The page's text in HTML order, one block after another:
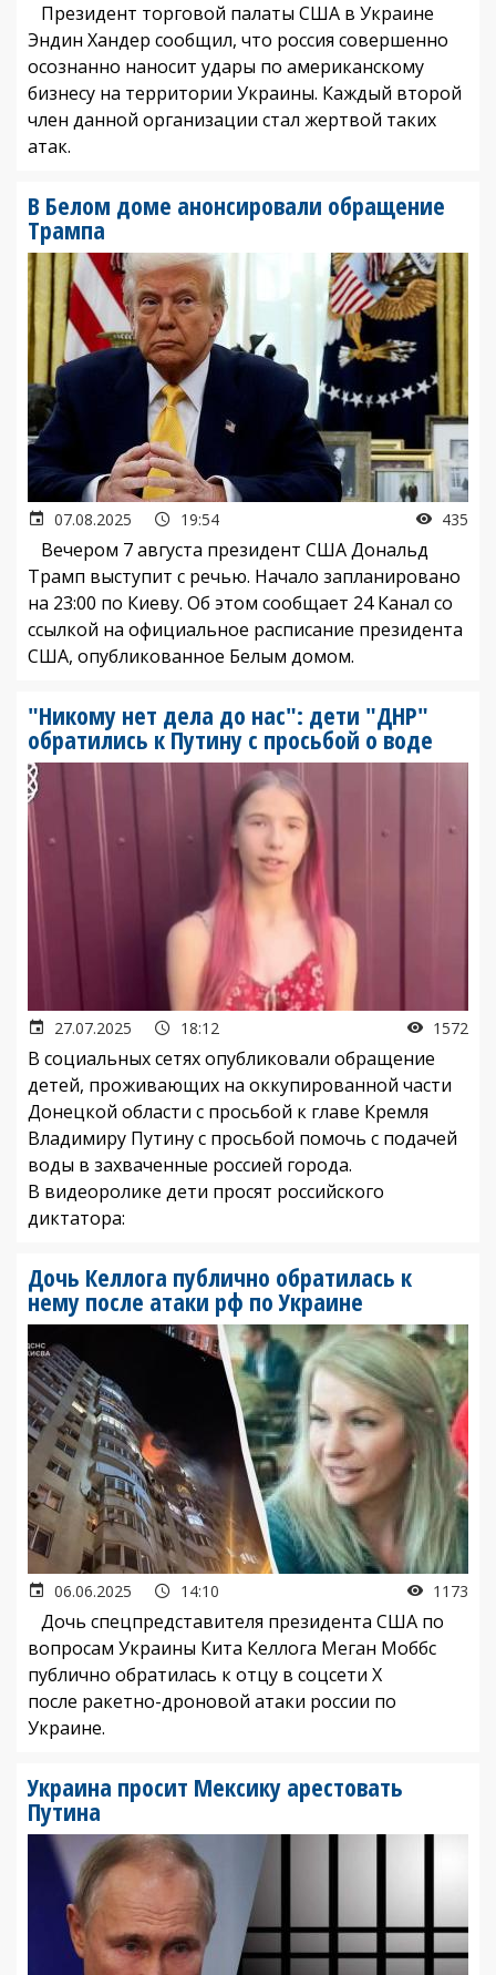
Президент торговой палаты США в Украине
Эндин Хандер сообщил, что россия совершенно
осознанно наносит удары по американскому
бизнесу на территории Украины. Каждый второй
член данной организации стал жертвой таких
атак.
В Белом доме анонсировали обращение
Трампа
07.08.2025 19:54 435
Вечером 7 августа президент США Дональд
Трамп выступит с речью. Начало запланировано
на 23:00 по Киеву. Об этом сообщает 24 Канал со
ссылкой на официальное расписание президента
США, опубликованное Белым домом.
"Никому нет дела до нас": дети "ДНР"
обратились к Путину с просьбой о воде
27.07.2025 18:12 1572
В социальных сетях опубликовали обращение
детей, проживающих на оккупированной части
Донецкой области с просьбой к главе Кремля
Владимиру Путину с просьбой помочь с подачей
воды в захваченные россией города.
В видеоролике дети просят российского
диктатора:
Дочь Келлога публично обратилась к
нему после атаки рф по Украине
06.06.2025 14:10 1173
Дочь спецпредставителя президента США по
вопросам Украины Кита Келлога Меган Моббс
публично обратилась к отцу в соцсети Х
после ракетно-дроновой атаки россии по
Украине.
Украина просит Мексику арестовать
Путина